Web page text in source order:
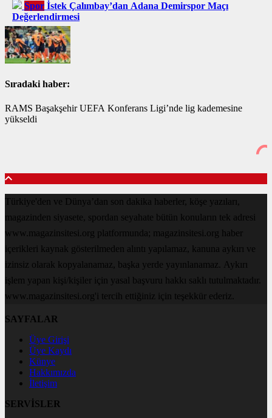
Spor İstek Çalımbay’dan Adana Demirspor Maçı
Değerlendirmesi
Sıradaki haber:
RAMS Başakşehir UEFA Konferans Ligi’nde lig kademesine
yükseldi
Türkiye'den ve Dünya’dan son dakika haberler, köşe yazıları,
magazinden siyasete, spordan seyahate bütün konuların tek adresi
www.magazinsitesi.org platformunda; magazinsitesi.org haber
içerikleri kaynak gösterilmeden alıntı yapılamaz, kanuna aykırı ve
izinsiz olarak kopyalanamaz, başka yerde yayınlanamaz. Aykırı
işlem yapan kişi/kişiler için yasal başvuru hakkı saklı tutulmaktadır.
www.magazinsitesi.org'i tercih ettiğiniz için teşekkür ederiz.
SAYFALAR
Üye Girişi
Üye Kaydı
Künye
Hakkımızda
İletişim
SERVİSLER